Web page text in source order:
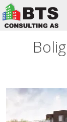
Skip
to